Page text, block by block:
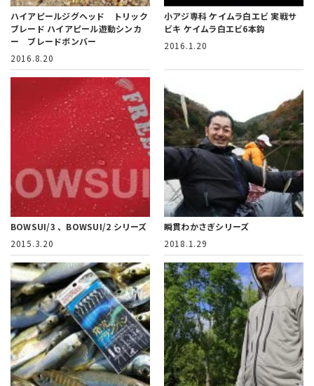
ハイアピールジグヘッド トリック
ブレード ハイアピール遊動シンカ
ー ブレードボンバー
2016.8.20
小アジ専科 ケイムラ白エビ 実戦サ
ビキ ケイムラ白エビ6本鈎
2016.1.20
BOWSUI/3 、BOWSUI/2 シリーズ
2015.3.20
瞬貫わかさぎシリーズ
2018.1.29